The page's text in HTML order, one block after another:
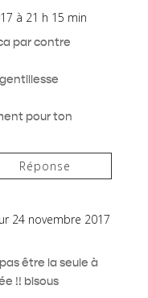
à 21 h 15 min
par contre
pour ton
Réponse
24 novembre 2017
être la seule à
!! bisous